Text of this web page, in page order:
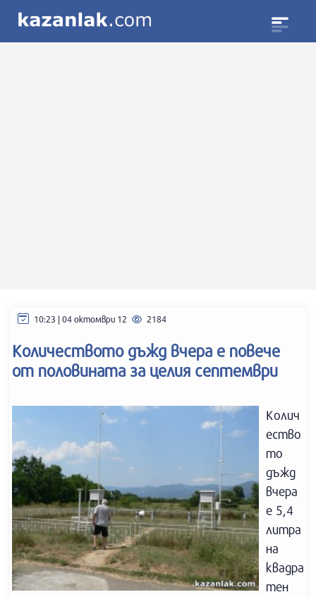
10:23 | 04 октомври 12 2184
Количеството дъжд вчера е повече
от половината за целия септември
Колич
ество
то
дъжд
вчера
е 5,4
литра
на
квадра
тен